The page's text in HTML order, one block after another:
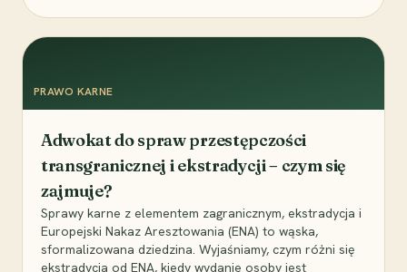
PRAWO KARNE
Adwokat do spraw przestępczości
transgranicznej i ekstradycji – czym się
zajmuje?
Sprawy karne z elementem zagranicznym, ekstradycja i
Europejski Nakaz Aresztowania (ENA) to wąska,
sformalizowana dziedzina. Wyjaśniamy, czym różni się
ekstradycja od ENA, kiedy wydanie osoby jest